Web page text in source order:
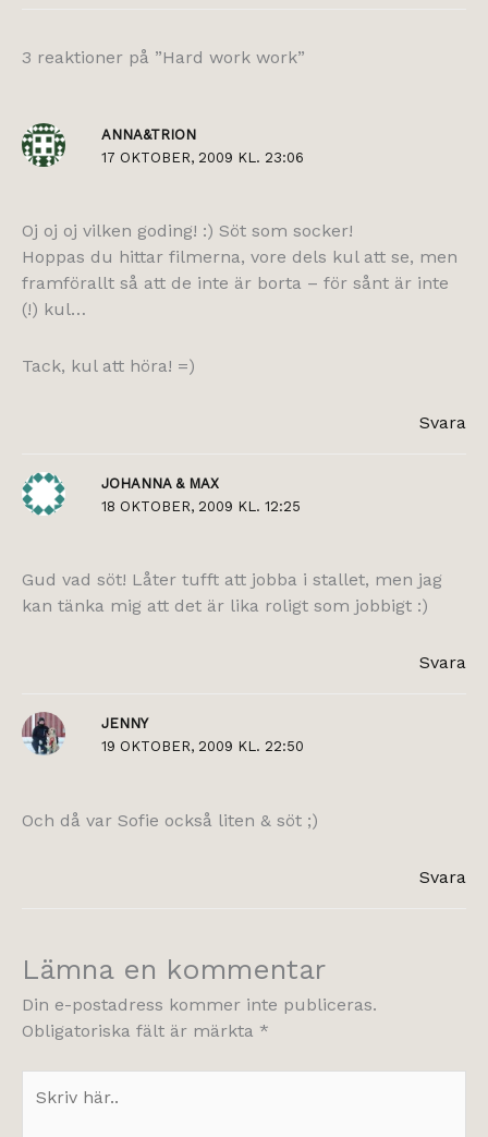
3 reaktioner på ”Hard work work”
ANNA&TRION
17 OKTOBER, 2009 KL. 23:06
Oj oj oj vilken goding! :) Söt som socker!
Hoppas du hittar filmerna, vore dels kul att se, men
framförallt så att de inte är borta – för sånt är inte
(!) kul…
Tack, kul att höra! =)
Svara
JOHANNA & MAX
18 OKTOBER, 2009 KL. 12:25
Gud vad söt! Låter tufft att jobba i stallet, men jag
kan tänka mig att det är lika roligt som jobbigt :)
Svara
JENNY
19 OKTOBER, 2009 KL. 22:50
Och då var Sofie också liten & söt ;)
Svara
Lämna en kommentar
Din e-postadress kommer inte publiceras.
Obligatoriska fält är märkta *
här..